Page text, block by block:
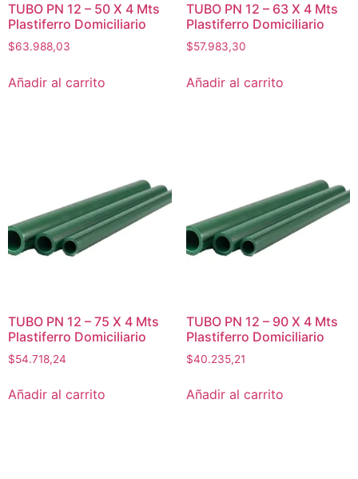
TUBO PN 12 – 50 X 4 Mts
Plastiferro Domiciliario
$63.988,03
Añadir al carrito
TUBO PN 12 – 63 X 4 Mts
Plastiferro Domiciliario
$57.983,30
Añadir al carrito
TUBO PN 12 – 75 X 4 Mts
Plastiferro Domiciliario
$54.718,24
Añadir al carrito
TUBO PN 12 – 90 X 4 Mts
Plastiferro Domiciliario
$40.235,21
Añadir al carrito